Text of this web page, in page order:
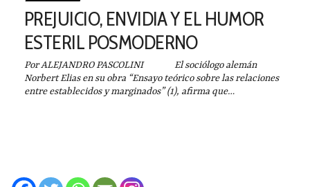
PREJUICIO, ENVIDIA Y EL HUMOR
ESTERIL POSMODERNO
Por ALEJANDRO PASCOLINI El sociólogo alemán
Norbert Elias en su obra “Ensayo teórico sobre las relaciones
entre establecidos y marginados” (1), afirma que…